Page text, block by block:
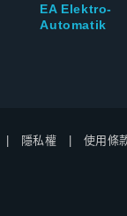
EA Elektro-
Automatik
隱私權 使用條